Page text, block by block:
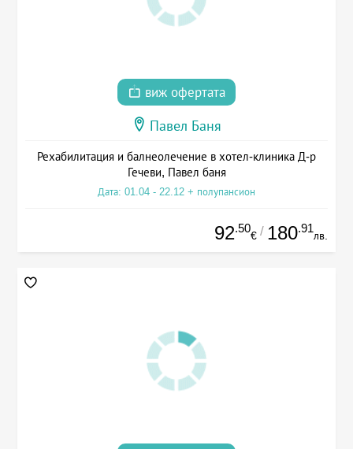
виж офертата
Павел Баня
Рехабилитация и балнеолечение в хотел-клиника Д-р
Гечеви, Павел баня
Дата: 01.04 - 22.12 + полупансион
92.50
€ / 180.91
лв.